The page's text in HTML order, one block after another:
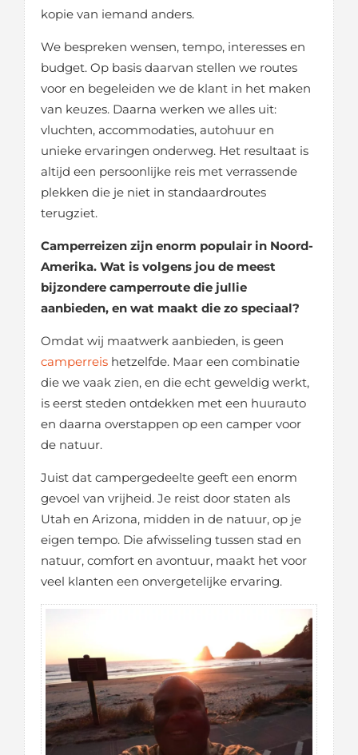
kopie van iemand anders.
We bespreken wensen, tempo, interesses en
budget. Op basis daarvan stellen we routes
voor en begeleiden we de klant in het maken
van keuzes. Daarna werken we alles uit:
vluchten, accommodaties, autohuur en
unieke ervaringen onderweg. Het resultaat is
altijd een persoonlijke reis met verrassende
plekken die je niet in standaardroutes
terugziet.
Camperreizen zijn enorm populair in Noord-
Amerika. Wat is volgens jou de meest
bijzondere camperroute die jullie
aanbieden, en wat maakt die zo speciaal?
Omdat wij maatwerk aanbieden, is geen
camperreis hetzelfde. Maar een combinatie
die we vaak zien, en die echt geweldig werkt,
is eerst steden ontdekken met een huurauto
en daarna overstappen op een camper voor
de natuur.
Juist dat campergedeelte geeft een enorm
gevoel van vrijheid. Je reist door staten als
Utah en Arizona, midden in de natuur, op je
eigen tempo. Die afwisseling tussen stad en
natuur, comfort en avontuur, maakt het voor
veel klanten een onvergetelijke ervaring.